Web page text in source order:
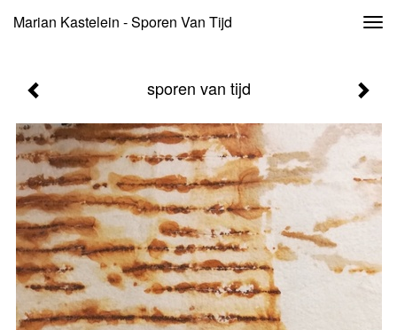
Marian Kastelein - Sporen Van Tijd
sporen van tijd